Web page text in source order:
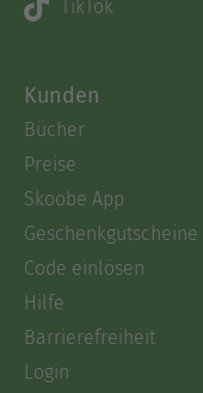
TikTok
Kunden
Bücher
Preise
Skoobe App
Geschenkgutscheine
Code einlösen
Hilfe
Barrierefreiheit
Login